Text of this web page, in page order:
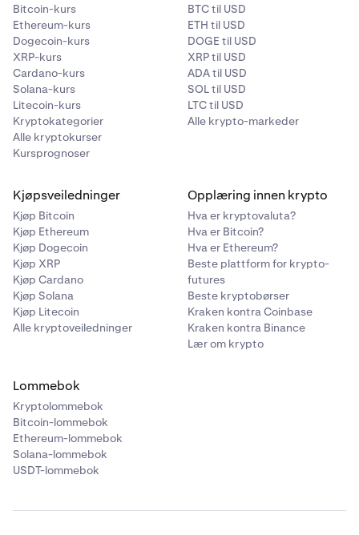
Bitcoin-kurs
Ethereum-kurs
Dogecoin-kurs
XRP-kurs
Cardano-kurs
Solana-kurs
Litecoin-kurs
Kryptokategorier
Alle kryptokurser
Kursprognoser
BTC til USD
ETH til USD
DOGE til USD
XRP til USD
ADA til USD
SOL til USD
LTC til USD
Alle krypto-markeder
Kjøpsveiledninger
Kjøp Bitcoin
Kjøp Ethereum
Kjøp Dogecoin
Kjøp XRP
Kjøp Cardano
Kjøp Solana
Kjøp Litecoin
Alle kryptoveiledninger
Opplæring innen krypto
Hva er kryptovaluta?
Hva er Bitcoin?
Hva er Ethereum?
Beste plattform for krypto-
futures
Beste kryptobørser
Kraken kontra Coinbase
Kraken kontra Binance
Lær om krypto
Lommebok
Kryptolommebok
Bitcoin-lommebok
Ethereum-lommebok
Solana-lommebok
USDT-lommebok